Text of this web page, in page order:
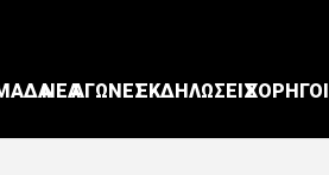
ΝΕΑΑΓΩΝΕΣΕΚΔΗΛΩΣΕΙΣΧΟΡΗΓΟΙ